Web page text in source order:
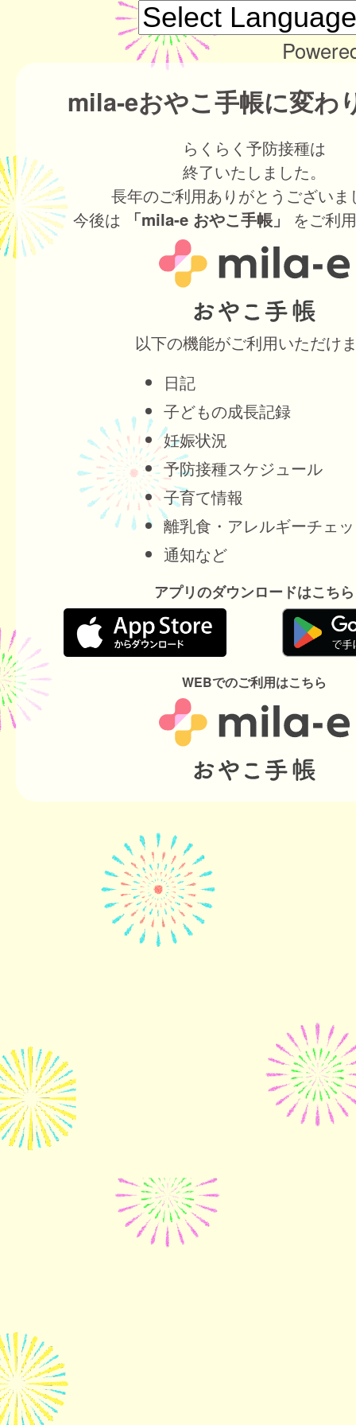
mila-eおやこ手帳に変わ
らくらく予防接種は
終了いたしました。
長年のご利用ありがとうございま
今後は
「mila-e おやこ手帳」 をご利
以下の機能がご利用いただけ
日記
子どもの成長記録
妊娠状況
予防接種スケジュール
子育て情報
離乳食・アレルギーチェ
通知など
アプリのダウンロードはこちら
WEBでのご利用はこちら